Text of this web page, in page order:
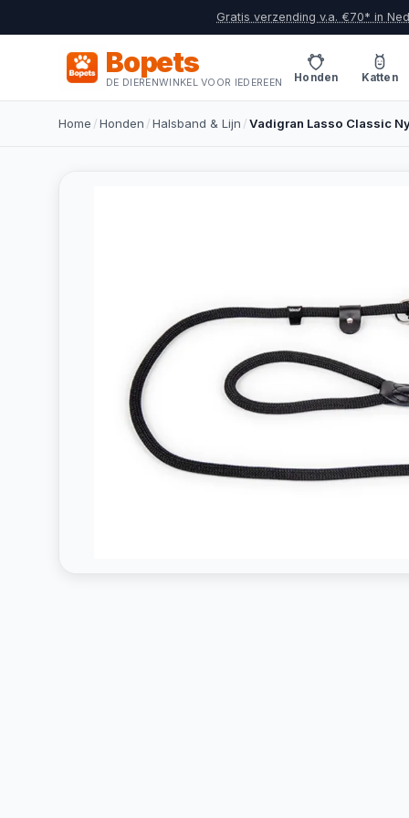
Gratis verzending v.a. €70* in
Bopets
DE DIERENWINKEL VOOR IEDEREEN Honden Katten
Home /Honden /Halsband & Lijn /Vadigran Lasso Classic